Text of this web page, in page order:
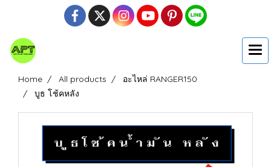
Home All products
อะไหล่ RANGER150
บูธ โช้คหลัง